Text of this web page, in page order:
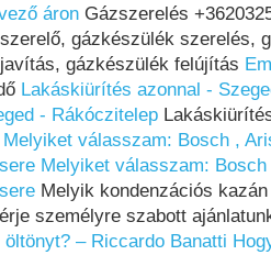
áron Gázszerelés
gázkészülék szerelés,
gázkészülék felújítás
Lakáskiürítés azonnal -
- Rákóczitelep
Melyiket válasszam: Bosch ,
Melyiket válasszam:
Melyik kondenzációs
személyre szabott
– Riccardo Banatti